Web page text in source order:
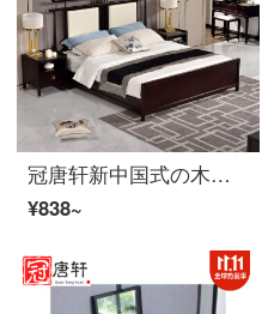
冠唐轩新中国式の木造ベッドはシンプルで、現代の主な寝台のダブルベッドは1.8メートルです。
¥838~